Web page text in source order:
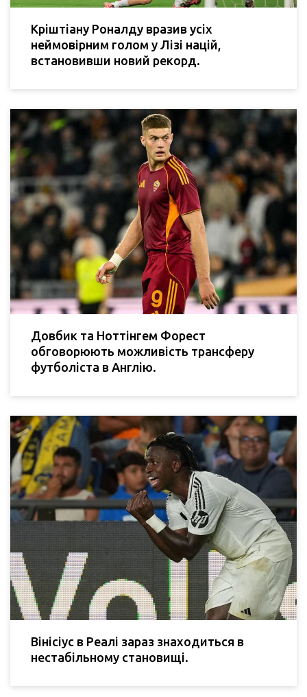
Кріштіану Роналду вразив усіх
неймовірним голом у Лізі націй,
встановивши новий рекорд.
Довбик та Ноттінгем Форест
обговорюють можливість трансферу
футболіста в Англію.
Вінісіус в Реалі зараз знаходиться в
нестабільному становищі.